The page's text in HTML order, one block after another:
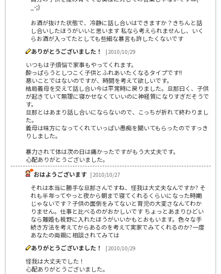
_-;)
お酒が抜けた状態で、冷静に話し合いはできますか？きちんと話
し合いしたほうがいいと思います 私なら考えられませんし、いく
らお酒が入ってたとしても些細な暴言も許したくないです
ありがとうございました！
| 2010/10/29
いつもは子煩悩で家事もやってくれます。
酔っぱらうとしつこく子供とふれあいたくなるタイプです!!
悪いことではないのですが、時間を考えて欲しいです。
結局義母を交えて話し合い今は平常時に戻りました。旦那曰く、子供
が起きていて無理に寝かせなくていいのに神経質になりすぎだそうで
す。
旦那とはあまり話し合いにならないので、こっちが折れて終わりまし
た。
義母は味方になってくれていっぱい愚痴を聞いてもらったのですっき
りしました。
暴力されて体は次の日は痛かったですがもう大丈夫です。
心配ありがとうございました。
おはようございます | 2010/10/27
それは本当に勝手な旦那さんですね、怪我は大丈夫なんですか? そ
れも半年ってやっと夜から朝まで寝てくれるくらいになった時期
じゃないです？子供の面倒をみてないと育児の大変さなんてわか
りません。仕事と比べるのがおかしいです ちょっとあまりひどい
なら離婚も視野に入れたほうがいいかもとおもいます。色々な手
続き方法を考えてからあるのを考えて実家でみてくれるのか?一度
あなたの両親に相談されてみては
ありがとうございました！
| 2010/10/29
怪我は大丈夫でした！
心配ありがとうございました。